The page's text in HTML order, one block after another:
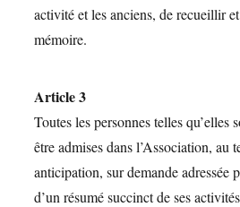
activité et les anciens, de recueillir
mémoire.
Article 3
Toutes les personnes telles
être admises dans l’Association, au
anticipation, sur demande adressée
d’un résumé succinct de ses